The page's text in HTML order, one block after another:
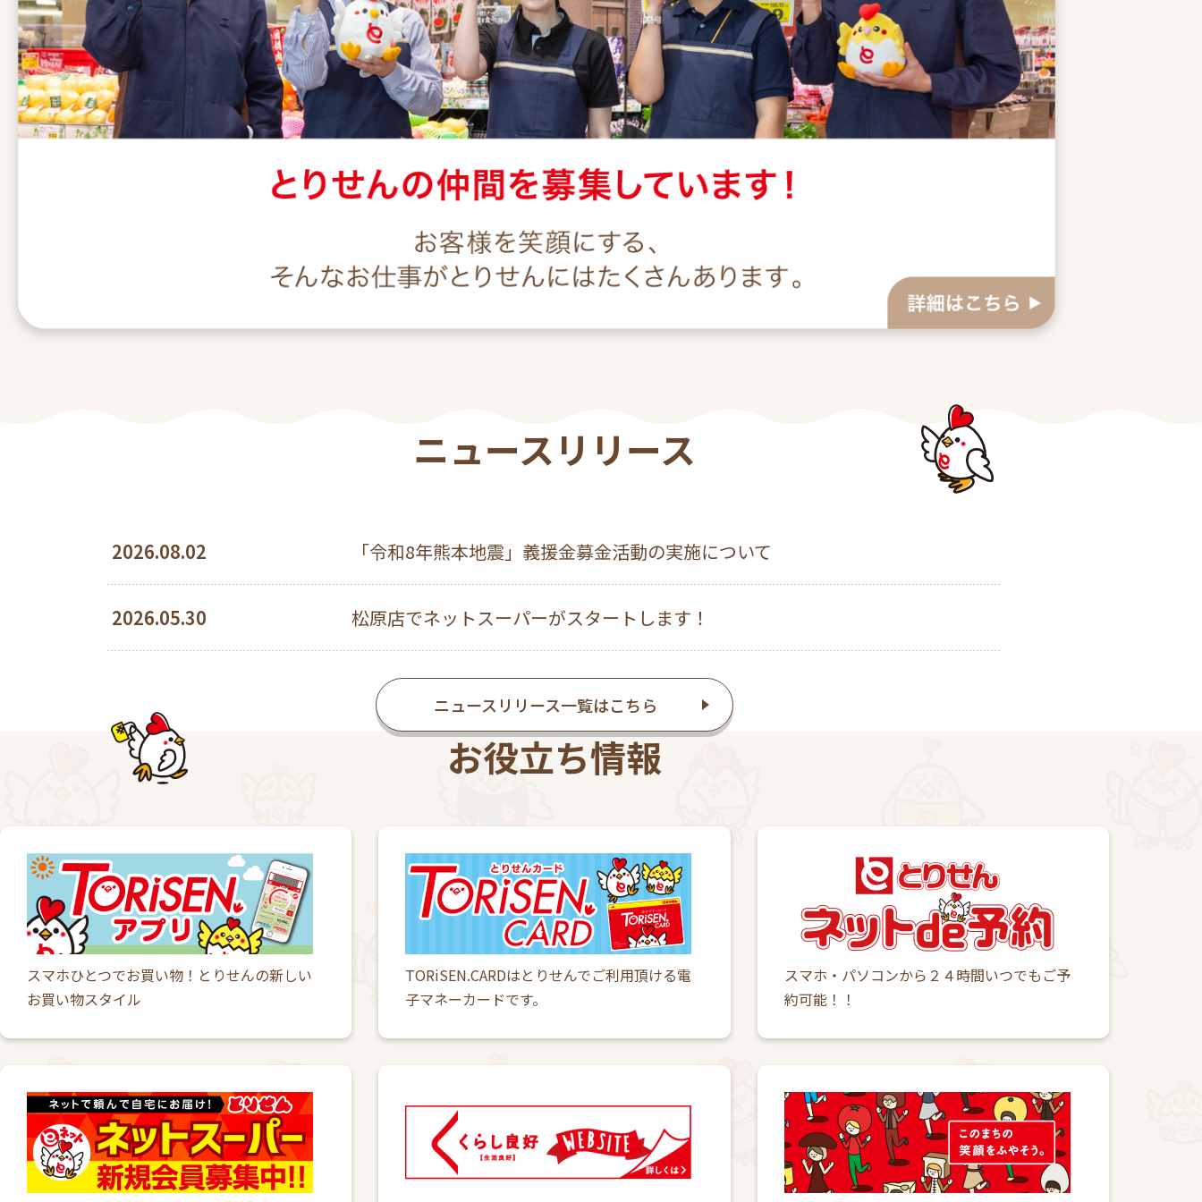
ニュースリリース
2026.08.02 「令和8年熊本地震」義援金募金活動の実施について
2026.05.30 松原店でネットスーパーがスタートします！
ニュースリリース一覧はこちら
お役立ち情報
スマホひとつでお買い物！とりせんの新しい
お買い物スタイル
TORiSEN.CARDはとりせんでご利用頂ける電
子マネーカードです。
スマホ・パソコンから２４時間いつでもご予
約可能！！